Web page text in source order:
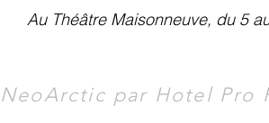
Au Théâtre Maisonneuve, du 5
NeoArctic par Hotel Pro